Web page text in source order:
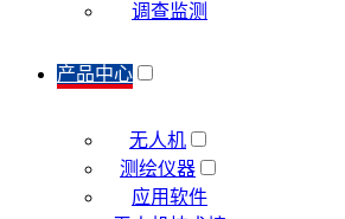
调查监测
产品中心
无人机
测绘仪器
应用软件